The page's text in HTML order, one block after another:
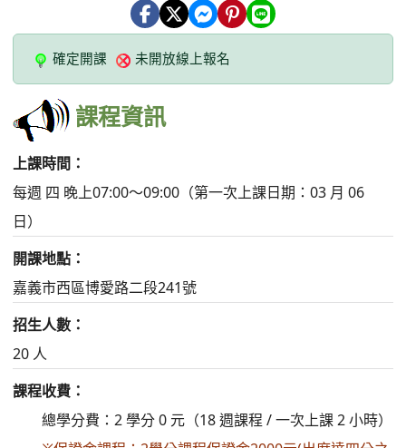
總學分費：2 學分 0 元（18 週課程 / 一次上課 2 小時）
※保證金課程：2學分課程保證金2000元(出席達四分之
三堂方可退還)
學期報名費：新生：300 元； 舊生：0 元
保證金：不論對象均免收 1000 元
旁聽費： 每次 200 元
其他資訊：
※保證金課程：2學分課程保證金2000元
於地墊教室授課，需脫鞋進入